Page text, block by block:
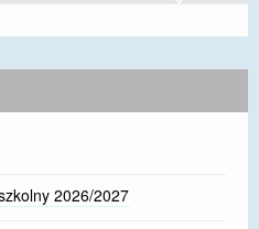
2026/2027